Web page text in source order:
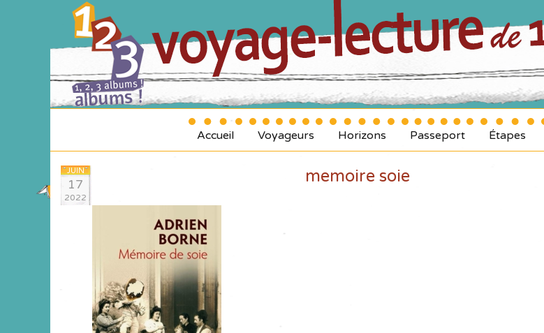
Accueil Voyageurs Horizons Passeport Étapes
JUIN
17
2022
memoire soie